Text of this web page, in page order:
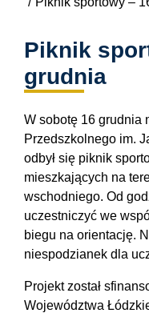
Piknik
grudnia
W sobotę 16 grudnia
Przedszkolnego im.
odbył się piknik
mieszkających na
wschodniego. Od
uczestniczyć we
biegu na orientację.
niespodzianek dla
Projekt został
Województwa